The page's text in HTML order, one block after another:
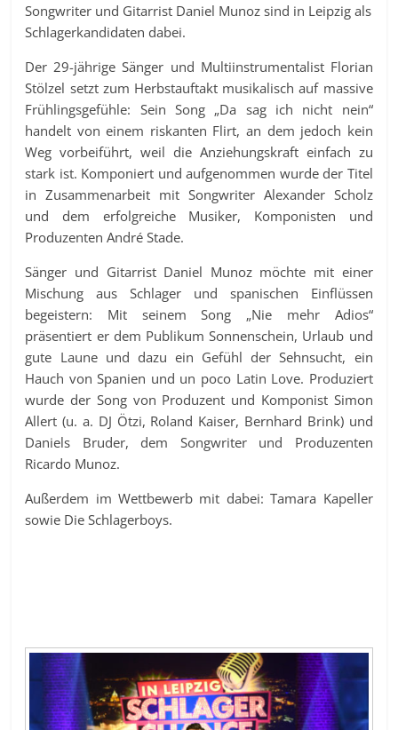
Songwriter und Gitarrist Daniel Munoz sind in Leipzig als
Schlagerkandidaten dabei.
Der 29-jährige Sänger und Multiinstrumentalist Florian
Stölzel setzt zum Herbstauftakt musikalisch auf massive
Frühlingsgefühle: Sein Song „Da sag ich nicht nein“
handelt von einem riskanten Flirt, an dem jedoch kein
Weg vorbeiführt, weil die Anziehungskraft einfach zu
stark ist. Komponiert und aufgenommen wurde der Titel
in Zusammenarbeit mit Songwriter Alexander Scholz
und dem erfolgreiche Musiker, Komponisten und
Produzenten André Stade.
Sänger und Gitarrist Daniel Munoz möchte mit einer
Mischung aus Schlager und spanischen Einflüssen
begeistern: Mit seinem Song „Nie mehr Adios“
präsentiert er dem Publikum Sonnenschein, Urlaub und
gute Laune und dazu ein Gefühl der Sehnsucht, ein
Hauch von Spanien und un poco Latin Love. Produziert
wurde der Song von Produzent und Komponist Simon
Allert (u. a. DJ Ötzi, Roland Kaiser, Bernhard Brink) und
Daniels Bruder, dem Songwriter und Produzenten
Ricardo Munoz.
Außerdem im Wettbewerb mit dabei: Tamara Kapeller
sowie Die Schlagerboys.